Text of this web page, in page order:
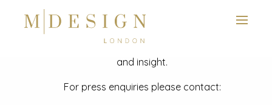
News
Latest mdesign development project and advisory news
and insight.
For press enquiries please contact: